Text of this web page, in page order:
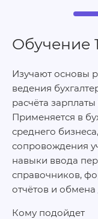
Обучение
Изучают основы
ведения
расчёта
Применяется в
среднего
сопровождения
навыки ввода
справочников,
отчётов и
Кому подойдет